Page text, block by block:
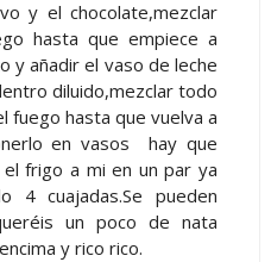
y el chocolate,mezclar
hasta que empiece a
y añadir el vaso de leche
diluido,mezclar todo
fuego hasta que vuelva a
en vasos hay que
frigo a mi en un par ya
4 cuajadas.Se pueden
un poco de nata
y rico rico.